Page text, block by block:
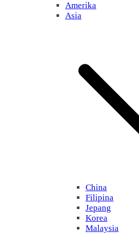
Amerika
Asia
China
Filipina
Jepang
Korea
Malaysia